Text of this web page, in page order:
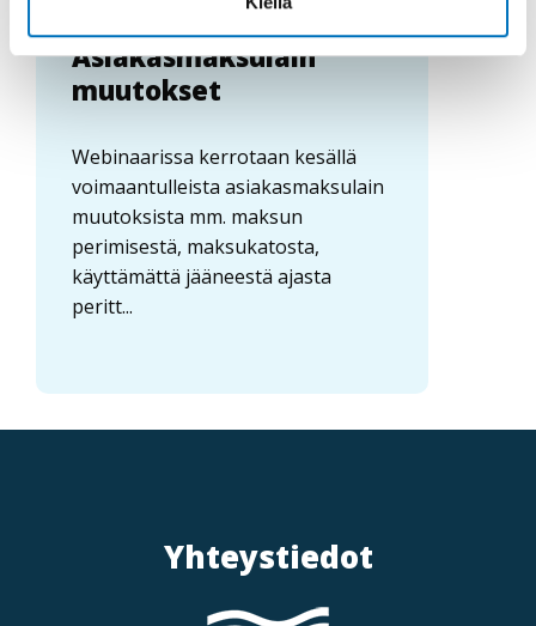
Asiakasmaksulain
muutokset
Webinaarissa kerrotaan kesällä
voimaantulleista asiakasmaksulain
muutoksista mm. maksun
perimisestä, maksukatosta,
käyttämättä jääneestä ajasta
peritt...
Yhteystiedot